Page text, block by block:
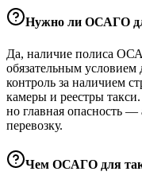
Нужно ли ОСАГО
Да, наличие полиса
обязательным условием
контроль за наличием
камеры и реестры
но главная опасность
перевозку.
Чем ОСАГО для